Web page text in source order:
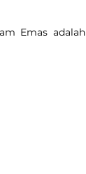
Emas adalah